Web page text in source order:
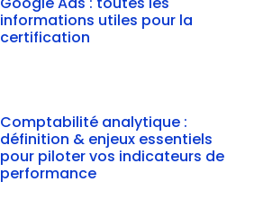
informations utiles pour la
certification
Comptabilité analytique :
définition & enjeux essentiels
pour piloter vos indicateurs de
performance